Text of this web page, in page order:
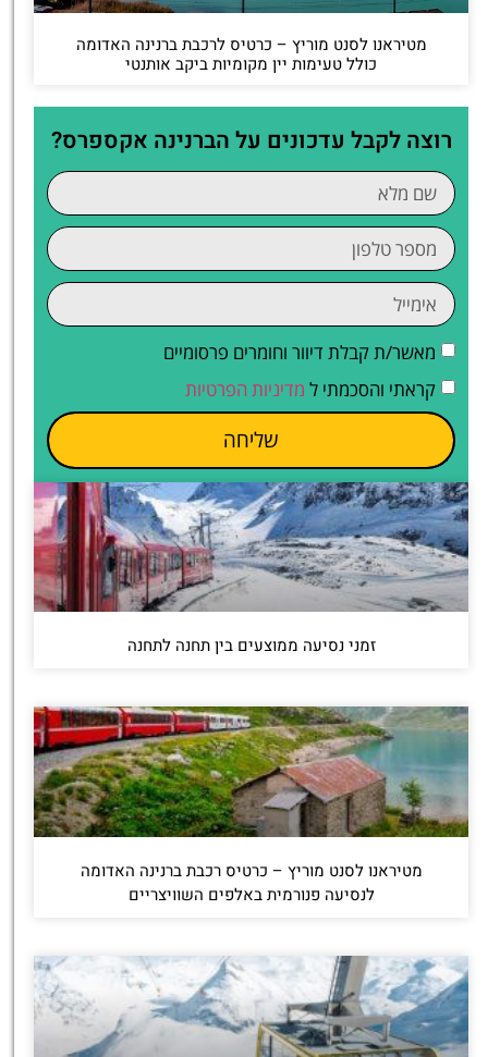
מטיראנו לסנט מוריץ – כרטיס לרכבת ברנינה האדומה
כולל טעימות יין מקומיות ביקב אותנטי
רוצה לקבל עדכונים על הברנינה אקספרס?
מאשר/ת קבלת דיוור וחומרים פרסומיים
קראתי והסכמתי ל מדיניות הפרטיות
שליחה
זמני נסיעה ממוצעים בין תחנה לתחנה
מטיראנו לסנט מוריץ – כרטיס רכבת ברנינה האדומה
לנסיעה פנורמית באלפים השוויצריים